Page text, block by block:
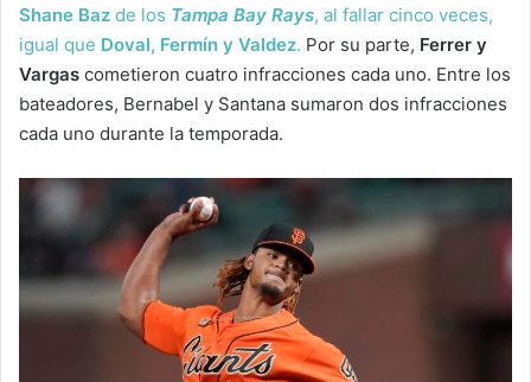
Shane Baz de los Tampa Bay Rays, al fallar cinco veces,
igual que Doval, Fermín y Valdez. Por su parte, Ferrer y
Vargas cometieron cuatro infracciones cada uno. Entre los
bateadores, Bernabel y Santana sumaron dos infracciones
cada uno durante la temporada.